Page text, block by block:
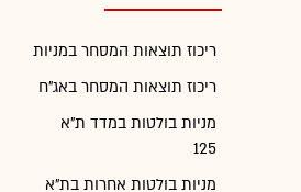
ריכוז תוצאות המסחר במניות
ריכוז תוצאות המסחר באג"ח
מניות בולטות במדד ת"א
125
מניות בולטות אחרות בת"א